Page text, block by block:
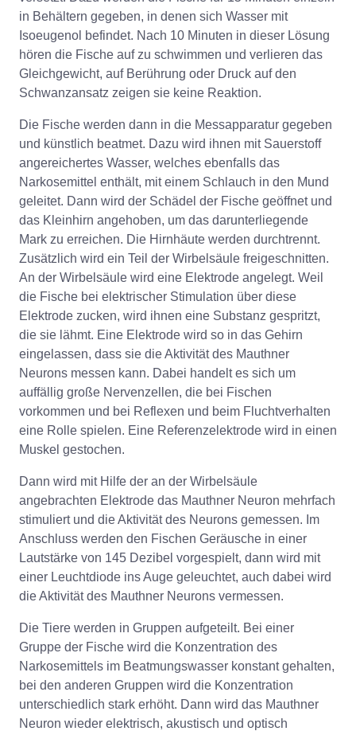
in Behältern gegeben, in denen sich Wasser mit
Isoeugenol befindet. Nach 10 Minuten in dieser Lösung
hören die Fische auf zu schwimmen und verlieren das
Gleichgewicht, auf Berührung oder Druck auf den
Schwanzansatz zeigen sie keine Reaktion.
Die Fische werden dann in die Messapparatur gegeben
und künstlich beatmet. Dazu wird ihnen mit Sauerstoff
angereichertes Wasser, welches ebenfalls das
Narkosemittel enthält, mit einem Schlauch in den Mund
geleitet. Dann wird der Schädel der Fische geöffnet und
das Kleinhirn angehoben, um das darunterliegende
Mark zu erreichen. Die Hirnhäute werden durchtrennt.
Zusätzlich wird ein Teil der Wirbelsäule freigeschnitten.
An der Wirbelsäule wird eine Elektrode angelegt. Weil
die Fische bei elektrischer Stimulation über diese
Elektrode zucken, wird ihnen eine Substanz gespritzt,
die sie lähmt. Eine Elektrode wird so in das Gehirn
eingelassen, dass sie die Aktivität des Mauthner
Neurons messen kann. Dabei handelt es sich um
auffällig große Nervenzellen, die bei Fischen
vorkommen und bei Reflexen und beim Fluchtverhalten
eine Rolle spielen. Eine Referenzelektrode wird in einen
Muskel gestochen.
Dann wird mit Hilfe der an der Wirbelsäule
angebrachten Elektrode das Mauthner Neuron mehrfach
stimuliert und die Aktivität des Neurons gemessen. Im
Anschluss werden den Fischen Geräusche in einer
Lautstärke von 145 Dezibel vorgespielt, dann wird mit
einer Leuchtdiode ins Auge geleuchtet, auch dabei wird
die Aktivität des Mauthner Neurons vermessen.
Die Tiere werden in Gruppen aufgeteilt. Bei einer
Gruppe der Fische wird die Konzentration des
Narkosemittels im Beatmungswasser konstant gehalten,
bei den anderen Gruppen wird die Konzentration
unterschiedlich stark erhöht. Dann wird das Mauthner
Neuron wieder elektrisch, akustisch und optisch